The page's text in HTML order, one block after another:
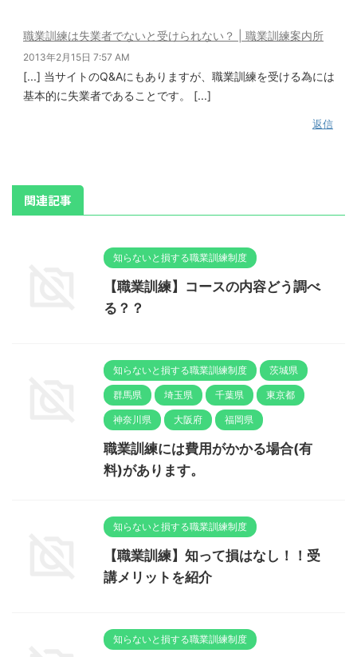
職業訓練は失業者でないと受けられない？ | 職業訓練案内所
2013年2月15日 7:57 AM
[...] 当サイトのQ&Aにもありますが、職業訓練を受ける為には
基本的に失業者であることです。 [...]
返信
関連記事
知らないと損する職業訓練制度
【職業訓練】コースの内容どう調べ
る？？
知らないと損する職業訓練制度 茨城県
群馬県 埼玉県 千葉県 東京都
神奈川県 大阪府 福岡県
職業訓練には費用がかかる場合(有
料)があります。
知らないと損する職業訓練制度
【職業訓練】知って損はなし！！受
講メリットを紹介
知らないと損する職業訓練制度